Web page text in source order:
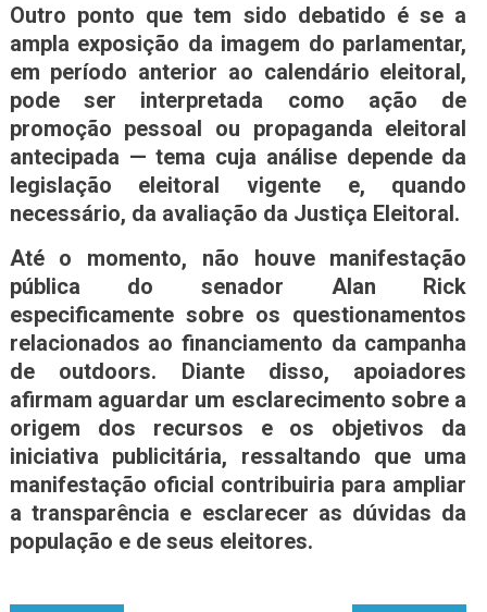
Outro ponto que tem sido debatido é se a
ampla exposição da imagem do parlamentar,
em período anterior ao calendário eleitoral,
pode ser interpretada como ação de
promoção pessoal ou propaganda eleitoral
antecipada — tema cuja análise depende da
legislação eleitoral vigente e, quando
necessário, da avaliação da Justiça Eleitoral.
Até o momento, não houve manifestação
pública do senador Alan Rick
especificamente sobre os questionamentos
relacionados ao financiamento da campanha
de outdoors. Diante disso, apoiadores
afirmam aguardar um esclarecimento sobre a
origem dos recursos e os objetivos da
iniciativa publicitária, ressaltando que uma
manifestação oficial contribuiria para ampliar
a transparência e esclarecer as dúvidas da
população e de seus eleitores.